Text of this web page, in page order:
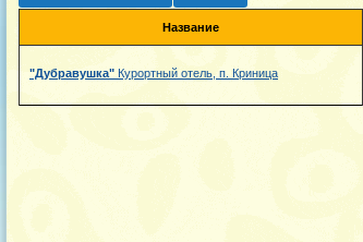
Название
"Дубравушка" Курортный отель, п. Криница